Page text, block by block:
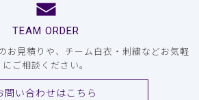
TEAM ORDER
お見積りや、チーム白衣・刺繍などお気軽
にご相談ください。
問い合わせはこちら